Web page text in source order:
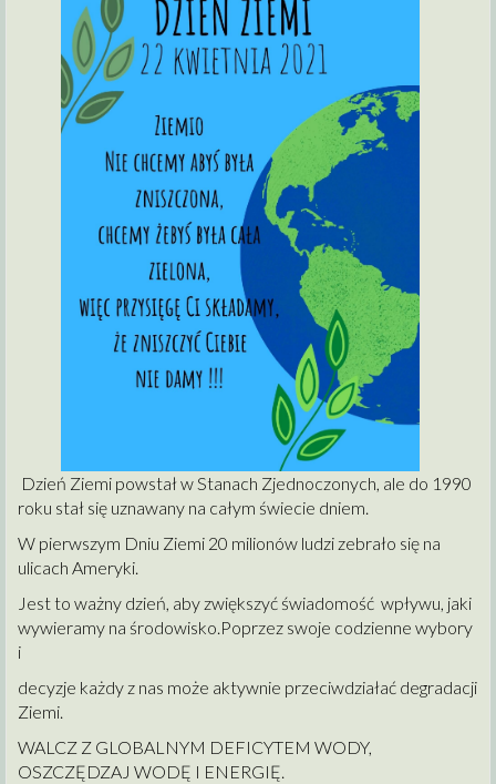
Dzień Ziemi powstał w Stanach Zjednoczonych, ale do 1990
roku stał się uznawany na całym świecie dniem.
W pierwszym Dniu Ziemi 20 milionów ludzi zebrało się na
ulicach Ameryki.
Jest to ważny dzień, aby zwiększyć świadomość wpływu, jaki
wywieramy na środowisko.Poprzez swoje codzienne wybory
i
decyzje każdy z nas może aktywnie przeciwdziałać degradacji
Ziemi.
WALCZ Z GLOBALNYM DEFICYTEM WODY,
OSZCZĘDZAJ WODĘ I ENERGIĘ.